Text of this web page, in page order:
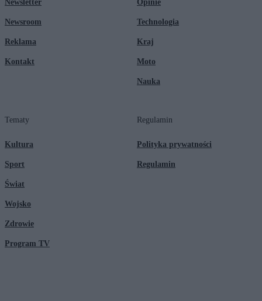
Newsletter
Newsroom
Reklama
Kontakt
Opinie
Technologia
Kraj
Moto
Nauka
Tematy
Kultura
Sport
Świat
Wojsko
Zdrowie
Program TV
Regulamin
Polityka prywatności
Regulamin